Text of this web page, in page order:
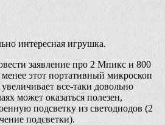
интересная игрушка.
заявление про 2 Мпикс и 800
этот портативный микроскоп
все-таки довольно
может оказаться полезен,
подсветку из светодиодов (2
подсветки).